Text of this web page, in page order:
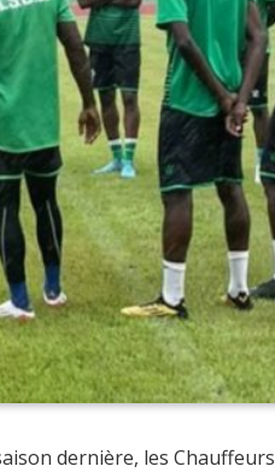
dernière, les Chauffeurs